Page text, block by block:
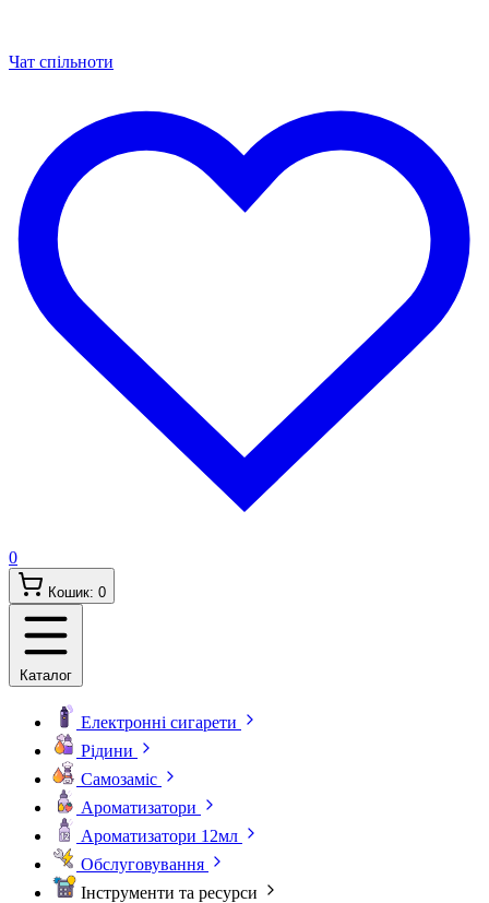
Чат спільноти
0
Кошик: 0
Каталог
Електронні сигарети
Рідини
Самозаміс
Ароматизатори
Ароматизатори 12мл
Обслуговування
Інструменти та ресурси